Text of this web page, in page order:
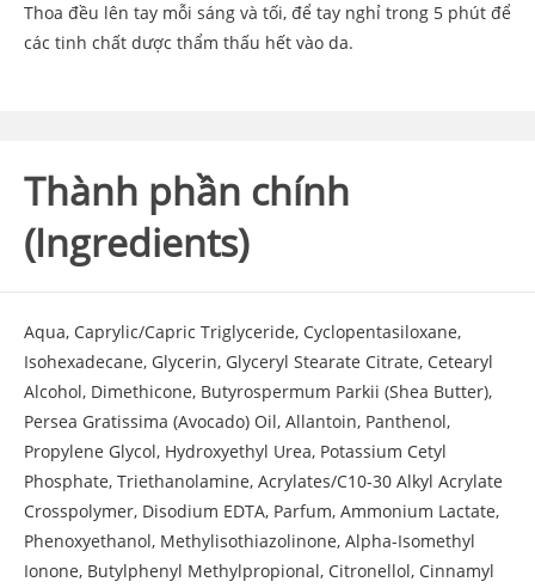
Thoa đều lên tay mỗi sáng và tối, để tay nghỉ trong 5 phút để
các tinh chất dược thẩm thấu hết vào da.
Thành phần chính
(Ingredients)
Aqua, Caprylic/Capric Triglyceride, Cyclopentasiloxane,
Isohexadecane, Glycerin, Glyceryl Stearate Citrate, Cetearyl
Alcohol, Dimethicone, Butyrospermum Parkii (Shea Butter),
Persea Gratissima (Avocado) Oil, Allantoin, Panthenol,
Propylene Glycol, Hydroxyethyl Urea, Potassium Cetyl
Phosphate, Triethanolamine, Acrylates/C10-30 Alkyl Acrylate
Crosspolymer, Disodium EDTA, Parfum, Ammonium Lactate,
Phenoxyethanol, Methylisothiazolinone, Alpha-Isomethyl
Ionone, Butylphenyl Methylpropional, Citronellol, Cinnamyl